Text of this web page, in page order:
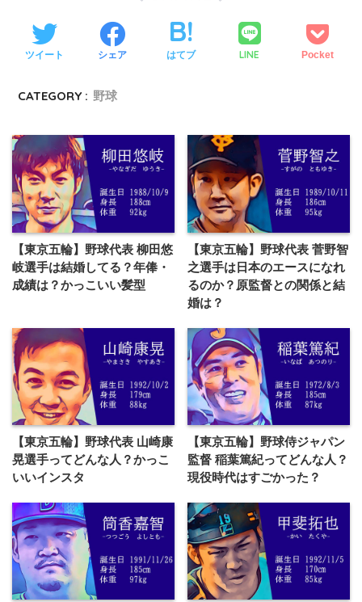
ツイート シェア はてブ LINE Pocket
CATEGORY : 野球
【東京五輪】野球代表 柳田悠
岐選手は結婚してる？年俸・
成績は？かっこいい髪型
【東京五輪】野球代表 菅野智
之選手は日本のエースになれ
るのか？原監督との関係と結
婚は？
【東京五輪】野球代表 山崎康
晃選手ってどんな人？かっこ
いいインスタ
【東京五輪】野球侍ジャパン
監督 稲葉篤紀ってどんな人？
現役時代はすごかった？